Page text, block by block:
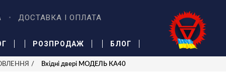
ДОСТАВКА І ОПЛАТА
РОЗПРОДАЖ БЛОГ
Вхідні двері МОДЕЛЬ КА40